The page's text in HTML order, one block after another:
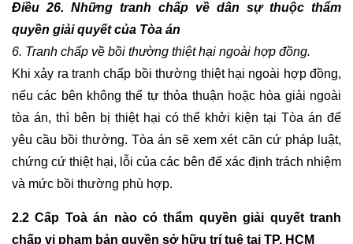
VẤN
GIÀNH
QUYỀN
NUÔI
KHI
LY
HÔN
VẤN
TRANH
Điều 26. Những tranh chấp về dân sự thuộc thẩm
quyền giải quyết của Tòa án
6. Tranh chấp về bồi thường thiệt hại ngoài hợp đồng.
Khi xảy ra tranh chấp bồi thường thiệt hại ngoài hợp đồng,
nếu các bên không thể tự thỏa thuận hoặc hòa giải ngoài
tòa án, thì bên bị thiệt hại có thể khởi kiện tại Tòa án để
yêu cầu bồi thường. Tòa án sẽ xem xét căn cứ pháp luật,
chứng cứ thiệt hại, lỗi của các bên để xác định trách nhiệm
và mức bồi thường phù hợp.
2.2 Cấp Toà án nào có thẩm quyền giải quyết tranh
chấp vi phạm bản quyền sở hữu trí tuệ tại TP. HCM